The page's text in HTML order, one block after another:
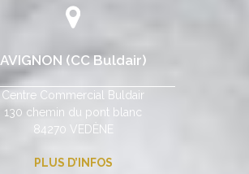
AVIGNON (CC Buldair)
Centre Commercial Buldair
130 chemin du pont blanc
84270 VEDÈNE
PLUS D’INFOS